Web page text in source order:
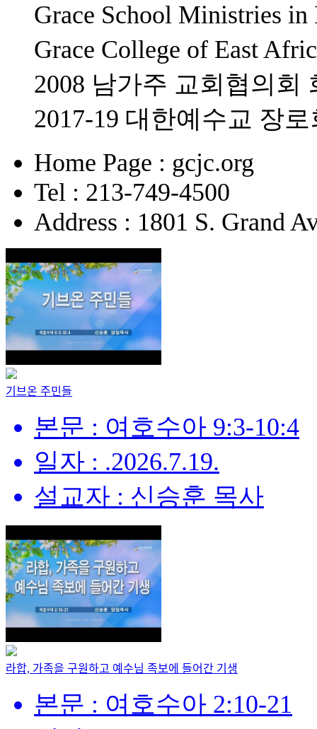
Grace School Ministries
Grace College of East
2008 남가주 교회협의회
2017-19 대한예수교 장
Home Page : gcjc.org
Tel : 213-749-4500
Address : 1801 S. Grand
기브온 주민들
본문 : 여호수아 9:3-10:4
일자 : .2026.7.19.
설교자 : 신승훈 목사
라합, 가족을 구원하고 예수님 족보에 들어간 기생
본문 : 여호수아 2:10-21